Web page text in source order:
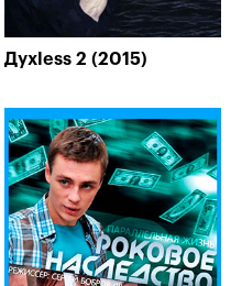
Духless 2 (2015)